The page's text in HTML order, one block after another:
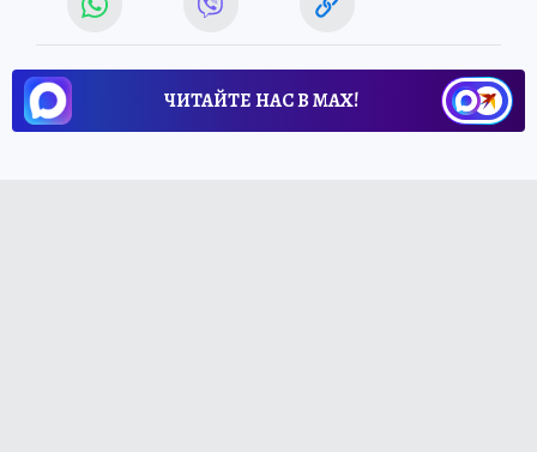
ЧИТАЙТЕ НАС В МАХ!